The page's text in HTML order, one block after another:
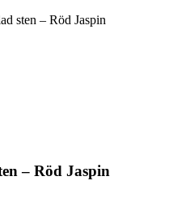
sten – Röd Jaspin
– Röd Jaspin